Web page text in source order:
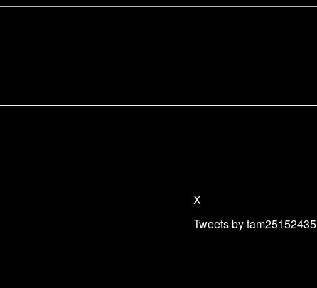
X
Tweets by tam25152435